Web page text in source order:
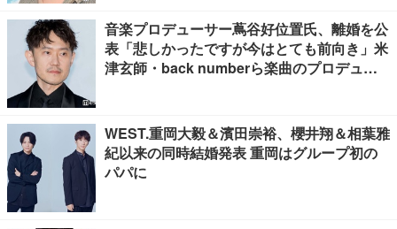
音楽プロデューサー蔦谷好位置氏、離婚を公
表「悲しかったですが今はとても前向き」米
津玄師・back numberら楽曲のプロデュー
WEST.重岡大毅＆濱田崇裕、櫻井翔＆相葉雅
紀以来の同時結婚発表 重岡はグループ初の
パパに